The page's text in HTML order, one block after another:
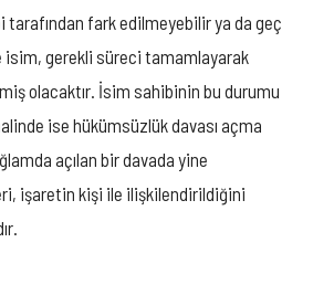
tarafından fark edilmeyebilir ya da geç
isim, gerekli süreci tamamlayarak
olacaktır. İsim sahibinin bu durumu
ise hükümsüzlük davası açma
açılan bir davada yine
işaretin kişi ile ilişkilendirildiğini